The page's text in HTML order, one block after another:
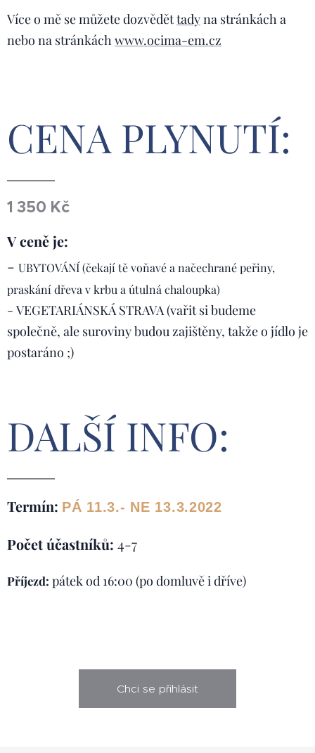
Více o mě se můžete dozvěděttadyna stránkách a
nebo na stránkách www.ocima-em.cz
CENA PLYNUTÍ:
1 350 Kč
V ceně je:
- UBYTOVÁNÍ (čekají tě voňavé a načechrané peřiny,
praskání dřeva v krbu a útulná chaloupka)
- VEGETARIÁNSKÁ STRAVA (vařit si budeme
společně, ale suroviny budou zajištěny, takže o jídlo je
postaráno ;)
DALŠÍ INFO:
Termín: PÁ 11.3.- NE 13.3.2022
Počet účastníků: 4-7
Příjezd: pátek od 16:00 (po domluvě i dříve)
Chci se přihlásit